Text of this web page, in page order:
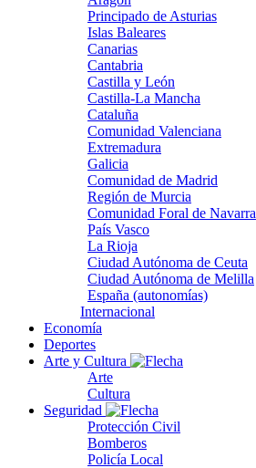
Principado de Asturias
Islas Baleares
Canarias
Cantabria
Castilla y León
Castilla-La Mancha
Cataluña
Comunidad Valenciana
Extremadura
Galicia
Comunidad de Madrid
Región de Murcia
Comunidad Foral de Navarra
País Vasco
La Rioja
Ciudad Autónoma de Ceuta
Ciudad Autónoma de Melilla
España (autonomías)
Internacional
Economía
Deportes
Arte y Cultura
Arte
Cultura
Seguridad
Protección Civil
Bomberos
Policía Local